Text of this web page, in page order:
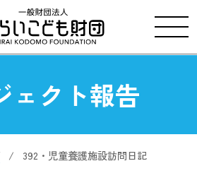
ェクト報告
392・児童養護施設訪問日記